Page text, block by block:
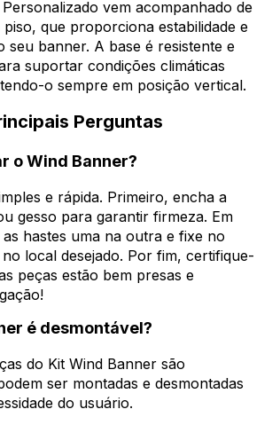
vem acompanhado de
que proporciona estabilidade e
seu banner. A base é resistente e
suportar condições climáticas
o sempre em posição vertical.
Perguntas
o Wind Banner?
e rápida. Primeiro, encha a
gesso para garantir firmeza. Em
as hastes uma na outra e fixe no
local desejado. Por fim, certifique-
peças estão bem presas e
é desmontável?
do Kit Wind Banner são
ser montadas e desmontadas
do usuário.